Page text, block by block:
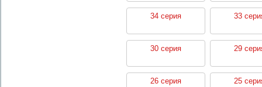
34 серия 33
30 серия 29
26 серия 25